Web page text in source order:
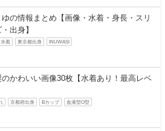
ゆの情報まとめ【画像・水着・身長・スリ
出身】
水着 東京都出身 INUWASI
のかわいい画像30枚【水着あり！最高レベ
京都府出身 Bカップ 血液型O型